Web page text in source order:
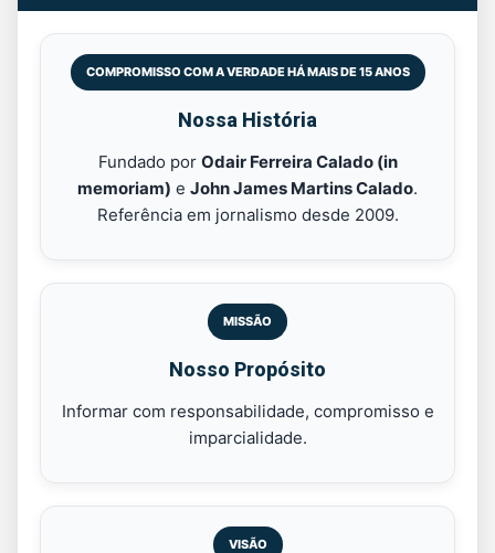
COMPROMISSO COM A VERDADE HÁ MAIS DE 15 ANOS
Nossa História
Fundado por Odair Ferreira Calado (in
memoriam) e John James Martins Calado.
Referência em jornalismo desde 2009.
MISSÃO
Nosso Propósito
Informar com responsabilidade, compromisso e
imparcialidade.
VISÃO